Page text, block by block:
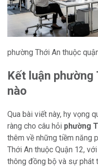
phường Thới An thuộc
Kết luận phường
nào
Qua bài viết này, hy vọng
ràng cho câu hỏi phường
thêm về những tiềm năng
Thới An thuộc Quận 12,
thông đồng bộ và sự phát